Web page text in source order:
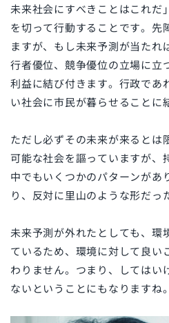
未来社会にすべきことはこれだ
を切って行動することです。先
ますが、もし未来予測が当たれ
行者優位、競争優位の立場に立
利益に結び付きます。行政であ
い社会に市民が暮らせることに
ただし必ずその未来が来るとは
可能な社会を謳っていますが、
中でもいくつかのパターンがあ
り、反対に里山のような形だっ
未来予測が外れたとしても、環
ているため、環境に対して良い
わりません。つまり、してはい
ないということにもなりますね。